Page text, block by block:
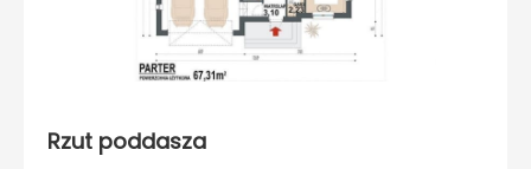
Rzut poddasza